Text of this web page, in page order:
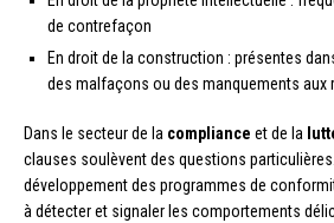
de contrefaçon
En droit de la construction : présentes
des malfaçons ou des manquements aux
Dans le secteur de la compliance et de la
clauses soulèvent des questions
développement des programmes de
à détecter et signaler les comportements